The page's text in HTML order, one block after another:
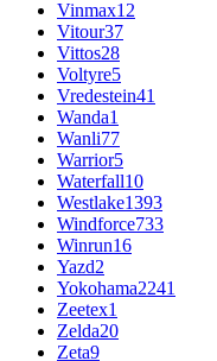
Vinmax12
Vitour37
Vittos28
Voltyre5
Vredestein41
Wanda1
Wanli77
Warrior5
Waterfall10
Westlake1393
Windforce733
Winrun16
Yazd2
Yokohama2241
Zeetex1
Zelda20
Zeta9